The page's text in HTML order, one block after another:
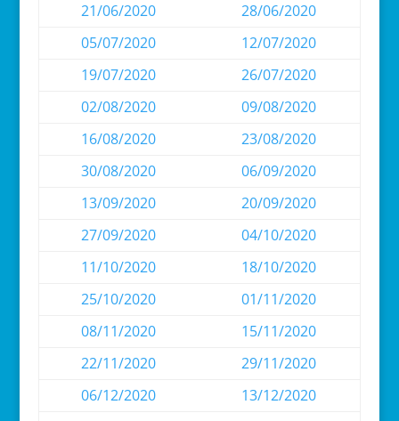
21/06/2020
28/06/2020
05/07/2020
12/07/2020
19/07/2020
26/07/2020
02/08/2020
09/08/2020
16/08/2020
23/08/2020
30/08/2020
06/09/2020
13/09/2020
20/09/2020
27/09/2020
04/10/2020
11/10/2020
18/10/2020
25/10/2020
01/11/2020
08/11/2020
15/11/2020
22/11/2020
29/11/2020
06/12/2020
13/12/2020